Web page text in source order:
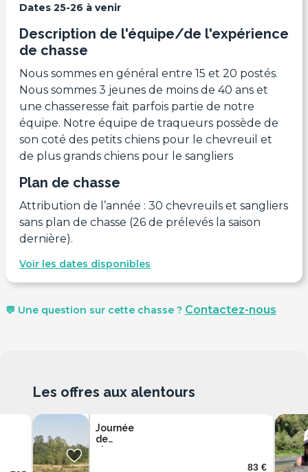
Dates 25-26 à venir
Description de l'équipe/de l'expérience
de chasse
Nous sommes en général entre 15 et 20 postés.
Nous sommes 3 jeunes de moins de 40 ans et
une chasseresse fait parfois partie de notre
équipe. Notre équipe de traqueurs possède de
son coté des petits chiens pour le chevreuil et
de plus grands chiens pour le sangliers
Plan de chasse
Attribution de l’année : 30 chevreuils et sangliers
sans plan de chasse (26 de prélevés la saison
dernière).
Voir les dates disponibles
💬 Une question sur cette chasse ? Contactez-nous
Journée
de
chasse
83 €
Les offres aux alentours